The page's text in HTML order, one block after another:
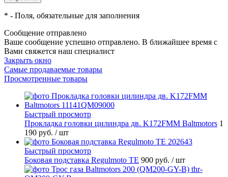
* - Поля, обязательные для заполнения
Сообщение отправлено
Ваше сообщение успешно отправлено. В ближайшее время с
Вами свяжется наш специалист
Закрыть окно
Самые продаваемые товары
Просмотренные товары
Быстрый просмотр
Прокладка головки цилиндра дв. K172FMM Baltmotors 1
190 руб. / шт
Быстрый просмотр
Боковая подставка Regulmoto TE 900 руб. / шт